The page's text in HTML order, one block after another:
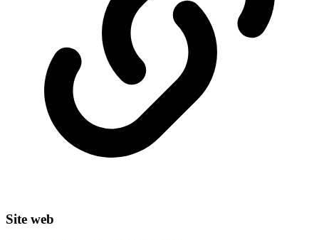
Site web